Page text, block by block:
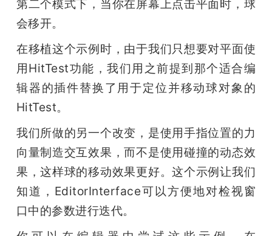
第二个模式下，当你在屏幕上点击平面时，球
会移开。
在移植这个示例时，由于我们只想要对平面使
用HitTest功能，我们用之前提到那个适合编
辑器的插件替换了用于定位并移动球对象的
HitTest。
我们所做的另一个改变，是使用手指位置的力
向量制造交互效果，而不是使用碰撞的动态效
果，这样球的移动效果更好。这个示例让我们
知道，EditorInterface可以方便地对检视窗
口中的参数进行迭代。